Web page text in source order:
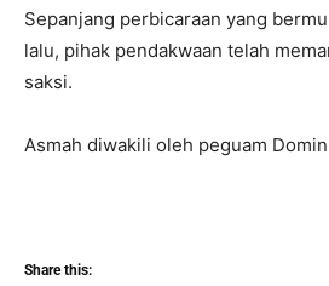
Sepanjang perbicaraan yang
lalu, pihak pendakwaan telah
saksi.
Asmah diwakili oleh peguam
Share this: